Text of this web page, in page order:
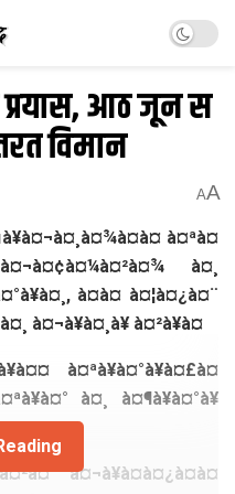
आठ जून स
विमान
AA
à¤ªà¤
à¤¬à¤¢à¤¼à¤²à¤¾ à¤¸
à¤à¤ à¤¦à¤¿à¤¨
à¤¬à¥à¤¸à¥ à¤²à¥à¤
à¤ªà¥à¤°à¥à¤£à¤
à¤¸ à¤¶à¥à¤°à¥
à¤¬à¥à¤à¤¿à¤à¤